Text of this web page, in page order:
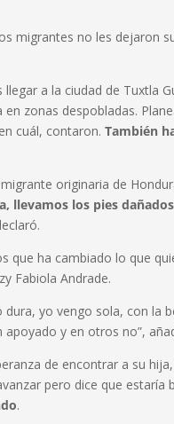
migrantes no les dejaron
llegar a la ciudad de Tuxtla
zonas despobladas.
cuál, contaron.También
originaria de
llevamos los pies
que ha cambiado lo que
Fabiola Andrade.
dura, yo vengo sola, con la
y en otros no”,
de encontrar a su
pero dice que estaría
.